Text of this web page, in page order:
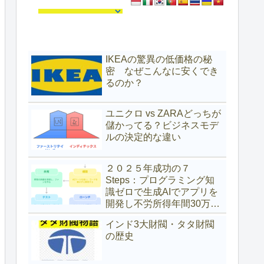
IKEAの驚異の低価格の秘
密 なぜこんなに安くでき
るのか？
ユニクロ vs ZARAどっちが
儲かってる？ビジネスモデ
ルの決定的な違い
２０２５年成功の７
Steps：プログラミング知
識ゼロで生成AIでアプリを
開発し不労所得年間30万ド
ル（約4,700万円）を得た具
体的な方法
インド3大財閥・タタ財閥
の歴史